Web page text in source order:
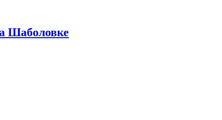
Шаболовке